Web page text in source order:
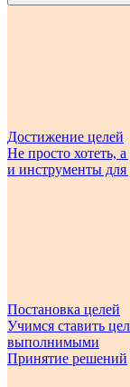
Достижение целей
Не просто хотеть,
и инструменты
Постановка целей
Учимся ставить
выполнимыми
Принятие решений